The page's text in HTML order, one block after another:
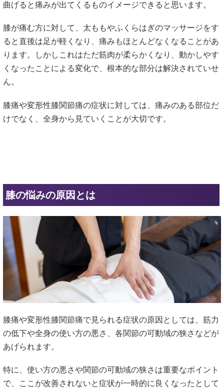
曲げると痛みが出てくるものイメージできると思います。
膝が痛む方に対して、太ももやふくらはぎのマッサージをす
ると直後は足が軽くなり、痛みもほとんどなくなることがあ
ります。しかしこれはただ筋肉が柔らかくなり、動かしやす
くなったことによる変化で、根本的な部分は解決されていせ
ん。
膝痛や変形性膝関節痛の症状に対しては、痛みのある部位だ
けでなく、全身から見ていくことが大切です。
膝の悩みの原因とは
膝痛や変形性膝関節痛で見られる症状の原因としては、筋力
の低下や全身の使い方の悪さ、各関節の可動域の狭さなどが
あげられます。
特に、使い方の悪さや関節の可動域の狭さは重要なポイント
で、ここが改善されないと症状が一時的に良くなったとして